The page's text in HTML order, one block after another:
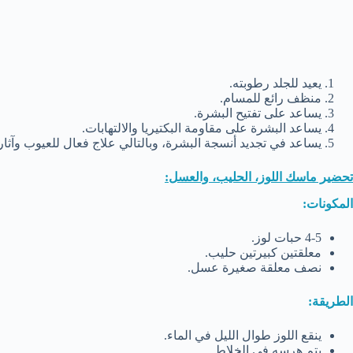
يعيد للجلد رطوبته.
منظف رائع للمسام.
يساعد على تفتيح البشرة.
يساعد البشرة على مقاومة البكتيريا والالتهابات.
يساعد في تجديد أنسجة البشرة، وبالتالي علاج فعال للعيوب وآثار
تحضير ماسك اللوز، الحليب، والعسل:
المكونات:
4-5 حبات لوز.
معلقتين كبيرتين حليب.
نصف معلقة صغيرة عسل.
الطريقة:
ينقع اللوز طوال الليل في الماء.